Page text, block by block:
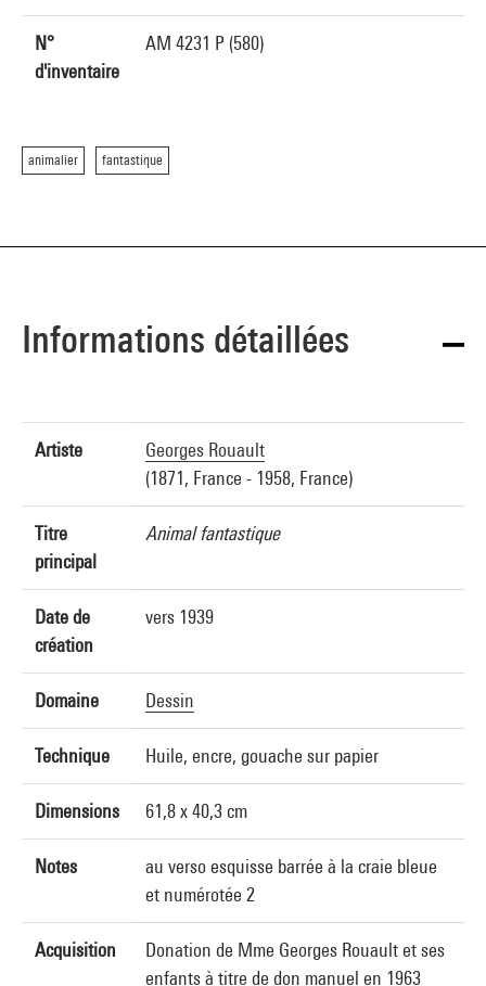
N°
d'inventaire
AM 4231 P (580)
animalier fantastique
Informations détaillées
Artiste
Georges Rouault
(1871, France - 1958, France)
Titre
principal
Animal fantastique
Date de
création
vers 1939
Domaine Dessin
Technique Huile, encre, gouache sur papier
Dimensions 61,8 x 40,3 cm
Notes
au verso esquisse barrée à la craie bleue
et numérotée 2
Acquisition
Donation de Mme Georges Rouault et ses
enfants à titre de don manuel en 1963